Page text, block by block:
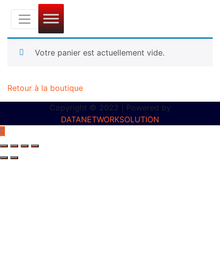
Votre panier est actuellement vide.
Retour à la boutique
Copyright © 2022 | Powered by
DATANETWORKSOLUTION